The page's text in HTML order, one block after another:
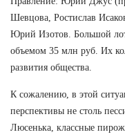
Шевцова, Ростислав
Юрий Изотов. Большой
объемом 35 млн руб. Их
развития общества.
К сожалению, в этой
перспективы не столь
Люсенька, классные